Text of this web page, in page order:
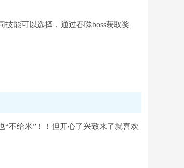
能可以选择，通过吞噬boss获取奖
不给米”！！但开心了兴致来了就喜欢